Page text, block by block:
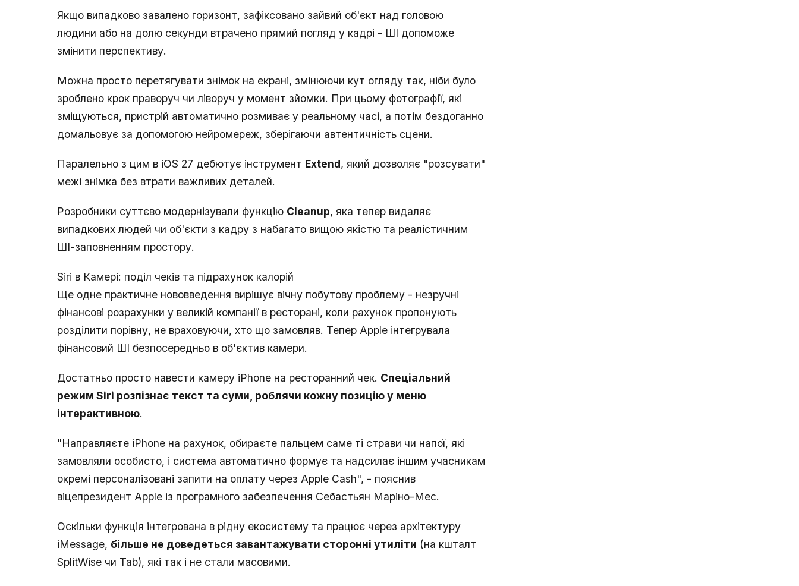
Якщо випадково завалено горизонт, зафіксовано зайвий об'єкт над головою
людини або на долю секунди втрачено прямий погляд у кадрі - ШІ допоможе
змінити перспективу.
Можна просто перетягувати знімок на екрані, змінюючи кут огляду так, ніби було
зроблено крок праворуч чи ліворуч у момент зйомки. При цьому фотографії, які
зміщуються, пристрій автоматично розмиває у реальному часі, а потім бездоганно
домальовує за допомогою нейромереж, зберігаючи автентичність сцени.
Паралельно з цим в iOS 27 дебютує інструмент Extend, який дозволяє "розсувати"
межі знімка без втрати важливих деталей.
Розробники суттєво модернізували функцію Cleanup, яка тепер видаляє
випадкових людей чи об'єкти з кадру з набагато вищою якістю та реалістичним
ШІ-заповненням простору.
Siri в Камері: поділ чеків та підрахунок калорій
Ще одне практичне нововведення вирішує вічну побутову проблему - незручні
фінансові розрахунки у великій компанії в ресторані, коли рахунок пропонують
розділити порівну, не враховуючи, хто що замовляв. Тепер Apple інтегрувала
фінансовий ШІ безпосередньо в об'єктив камери.
Достатньо просто навести камеру iPhone на ресторанний чек. Спеціальний
режим Siri розпізнає текст та суми, роблячи кожну позицію у меню
інтерактивною.
"Направляєте iPhone на рахунок, обираєте пальцем саме ті страви чи напої, які
замовляли особисто, і система автоматично формує та надсилає іншим учасникам
окремі персоналізовані запити на оплату через Apple Cash", - пояснив
віцепрезидент Apple із програмного забезпечення Себастьян Маріно-Мес.
Оскільки функція інтегрована в рідну екосистему та працює через архітектуру
iMessage, більше не доведеться завантажувати сторонні утиліти (на кшталт
SplitWise чи Tab), які так і не стали масовими.